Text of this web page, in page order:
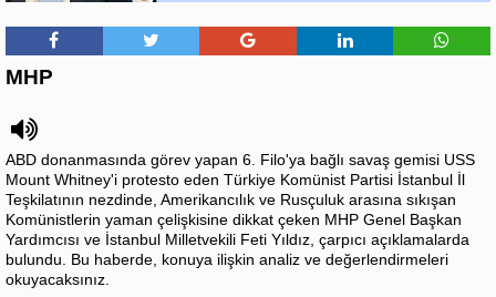
MHP
ABD donanmasında görev yapan 6. Filo'ya bağlı savaş gemisi USS
Mount Whitney'i protesto eden Türkiye Komünist Partisi İstanbul İl
Teşkilatının nezdinde, Amerikancılık ve Rusçuluk arasına sıkışan
Komünistlerin yaman çelişkisine dikkat çeken MHP Genel Başkan
Yardımcısı ve İstanbul Milletvekili Feti Yıldız, çarpıcı açıklamalarda
bulundu. Bu haberde, konuya ilişkin analiz ve değerlendirmeleri
okuyacaksınız.